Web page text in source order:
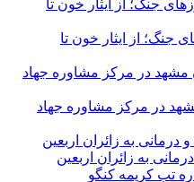
جنگ؛ از ایثار خون تا
در مرکز مشاوره جهاد